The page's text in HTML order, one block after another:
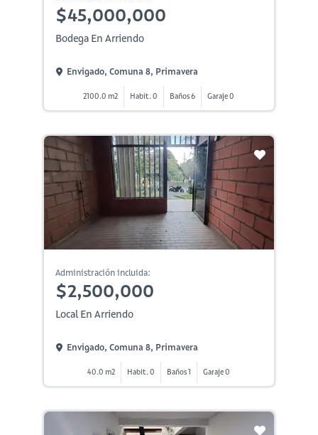
$45,000,000
Bodega En Arriendo
Envigado, Comuna 8, Primavera
2100.0 m2 Habit. 0 Baños 6 Garaje 0
Administración incluida:
$2,500,000
Local En Arriendo
Envigado, Comuna 8, Primavera
40.0 m2 Habit. 0 Baños 1 Garaje 0